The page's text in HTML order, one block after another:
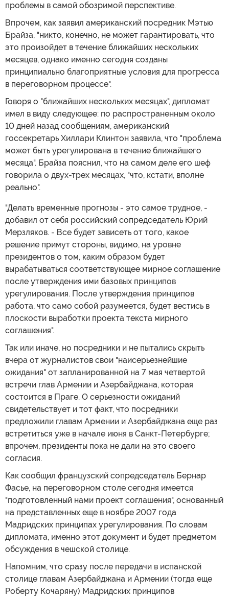
проблемы в самой обозримой перспективе.
Впрочем, как заявил американский посредник Мэтью
Брайза, "никто, конечно, не может гарантировать, что
это произойдет в течение ближайших нескольких
месяцев, однако именно сегодня созданы
принципиально благоприятные условия для прогресса
в переговорном процессе".
Говоря о "ближайших нескольких месяцах", дипломат
имел в виду следующее: по распространенным около
10 дней назад сообщениям, американский
госсекретарь Хиллари Клинтон заявила, что "проблема
может быть урегулирована в течение ближайшего
месяца". Брайза пояснил, что на самом деле его шеф
говорила о двух-трех месяцах, "что, кстати, вполне
реально".
"Делать временные прогнозы - это самое трудное, -
добавил от себя российский сопредседатель Юрий
Мерзляков. - Все будет зависеть от того, какое
решение примут стороны, видимо, на уровне
президентов о том, каким образом будет
вырабатываться соответствующее мирное соглашение
после утверждения ими базовых принципов
урегулирования. После утверждения принципов
работа, что само собой разумеется, будет вестись в
плоскости выработки проекта текста мирного
соглашения".
Так или иначе, но посредники и не пытались скрыть
вчера от журналистов свои "наисерьезнейшие
ожидания" от запланированной на 7 мая четвертой
встречи глав Армении и Азербайджана, которая
состоится в Праге. О серьезности ожиданий
свидетельствует и тот факт, что посредники
предложили главам Армении и Азербайджана еще раз
встретиться уже в начале июня в Санкт-Петербурге;
впрочем, президенты пока не дали на это своего
согласия.
Как сообщил французский сопредседатель Бернар
Фасье, на переговорном столе сегодня имеется
"подготовленный нами проект соглашения", основанный
на представленных еще в ноябре 2007 года
Мадридских принципах урегулирования. По словам
дипломата, именно этот документ и будет предметом
обсуждения в чешской столице.
Напомним, что сразу после передачи в испанской
столице главам Азербайджана и Армении (тогда еще
Роберту Кочаряну) Мадридских принципов